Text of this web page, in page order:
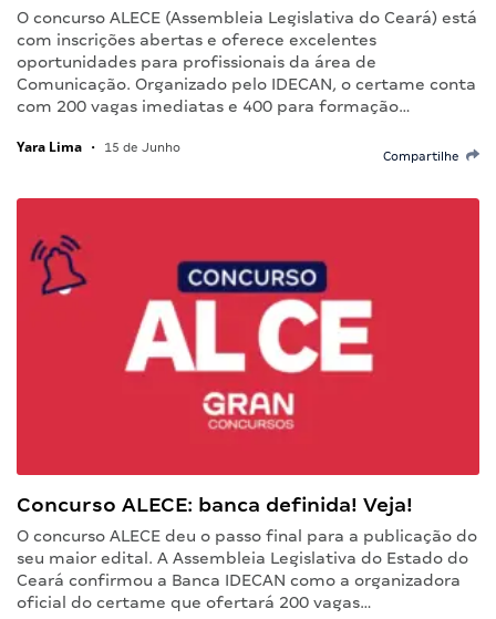
O concurso ALECE (Assembleia Legislativa do Ceará) está
com inscrições abertas e oferece excelentes
oportunidades para profissionais da área de
Comunicação. Organizado pelo IDECAN, o certame conta
com 200 vagas imediatas e 400 para formação…
Yara Lima • 15 de Junho
Compartilhe
Concurso ALECE: banca definida! Veja!
O concurso ALECE deu o passo final para a publicação do
seu maior edital. A Assembleia Legislativa do Estado do
Ceará confirmou a Banca IDECAN como a organizadora
oficial do certame que ofertará 200 vagas…